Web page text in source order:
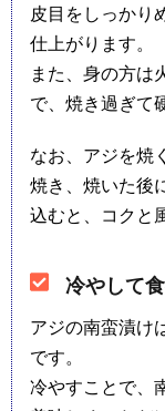
皮目をしっかり
仕上がります。
また、身の方は
で、焼き過ぎて
なお、アジを焼
焼き、焼いた後
込むと、コクと
冷やして
アジの南蛮漬け
です。
冷やすことで、